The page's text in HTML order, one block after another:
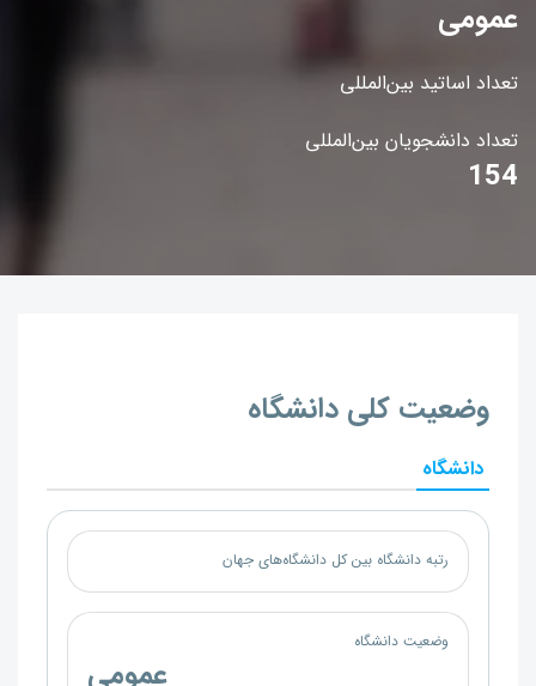
عمومی
تعداد اساتید بین‌المللی
تعداد دانشجویان بین‌المللی
154
وضعیت کلی دانشگاه
دانشگاه
رتبه دانشگاه بین کل دانشگاه‌های جهان
وضعیت دانشگاه
عمومی